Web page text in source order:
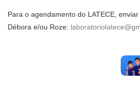
Para o agendamento do LATECE,
Débora e/ou Roze: